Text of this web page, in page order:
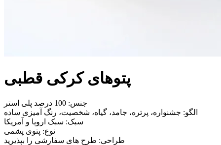
پتوهای کرکی قطبی
جنس: 100 درصد پلی استر
الگو: جشنواره، پرتره، جامد، گیاه، شخصیت، رنگ آمیزی ساده
سبک: سبک اروپا و آمریکا
نوع: پتوی پشمی
طراحی: طرح های سفارشی را بپذیرید